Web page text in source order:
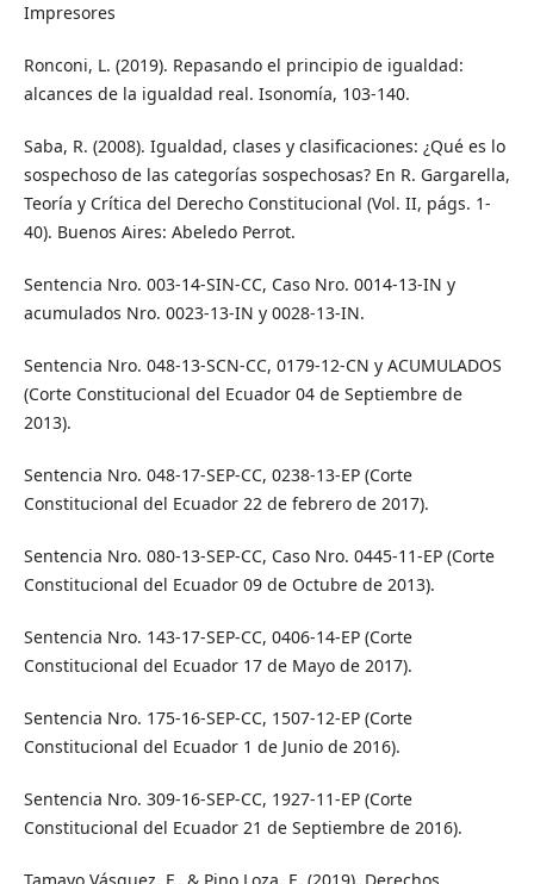
Impresores
Ronconi, L. (2019). Repasando el principio de igualdad:
alcances de la igualdad real. Isonomía, 103-140.
Saba, R. (2008). Igualdad, clases y clasificaciones: ¿Qué es lo
sospechoso de las categorías sospechosas? En R. Gargarella,
Teoría y Crítica del Derecho Constitucional (Vol. II, págs. 1-
40). Buenos Aires: Abeledo Perrot.
Sentencia Nro. 003-14-SIN-CC, Caso Nro. 0014-13-IN y
acumulados Nro. 0023-13-IN y 0028-13-IN.
Sentencia Nro. 048-13-SCN-CC, 0179-12-CN y ACUMULADOS
(Corte Constitucional del Ecuador 04 de Septiembre de
2013).
Sentencia Nro. 048-17-SEP-CC, 0238-13-EP (Corte
Constitucional del Ecuador 22 de febrero de 2017).
Sentencia Nro. 080-13-SEP-CC, Caso Nro. 0445-11-EP (Corte
Constitucional del Ecuador 09 de Octubre de 2013).
Sentencia Nro. 143-17-SEP-CC, 0406-14-EP (Corte
Constitucional del Ecuador 17 de Mayo de 2017).
Sentencia Nro. 175-16-SEP-CC, 1507-12-EP (Corte
Constitucional del Ecuador 1 de Junio de 2016).
Sentencia Nro. 309-16-SEP-CC, 1927-11-EP (Corte
Constitucional del Ecuador 21 de Septiembre de 2016).